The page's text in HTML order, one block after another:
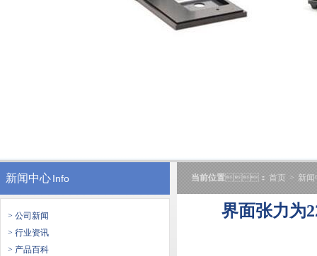
新闻中心Info
> 公司新闻
> 行业资讯
> 产品百科
当前位置： 首页 > 新闻
界面张力为